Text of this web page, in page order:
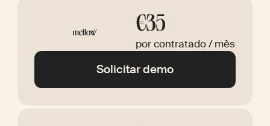
€35
por contratado / mês
Solicitar demo